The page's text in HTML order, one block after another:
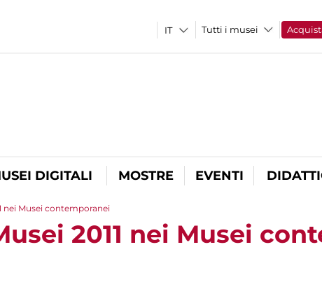
Tutti i musei
DIGITALI MOSTRE EVENTI
nei Musei contemporanei
2011 nei Musei